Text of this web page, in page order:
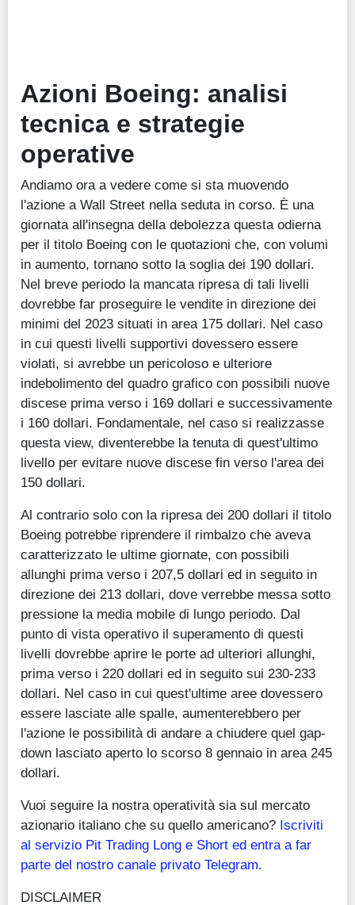
Azioni Boeing: analisi
tecnica e strategie
operative
Andiamo ora a vedere come si sta muovendo
l'azione a Wall Street nella seduta in corso. È una
giornata all'insegna della debolezza questa odierna
per il titolo Boeing con le quotazioni che, con volumi
in aumento, tornano sotto la soglia dei 190 dollari.
Nel breve periodo la mancata ripresa di tali livelli
dovrebbe far proseguire le vendite in direzione dei
minimi del 2023 situati in area 175 dollari. Nel caso
in cui questi livelli supportivi dovessero essere
violati, si avrebbe un pericoloso e ulteriore
indebolimento del quadro grafico con possibili nuove
discese prima verso i 169 dollari e successivamente
i 160 dollari. Fondamentale, nel caso si realizzasse
questa view, diventerebbe la tenuta di quest'ultimo
livello per evitare nuove discese fin verso l'area dei
150 dollari.
Al contrario solo con la ripresa dei 200 dollari il titolo
Boeing potrebbe riprendere il rimbalzo che aveva
caratterizzato le ultime giornate, con possibili
allunghi prima verso i 207,5 dollari ed in seguito in
direzione dei 213 dollari, dove verrebbe messa sotto
pressione la media mobile di lungo periodo. Dal
punto di vista operativo il superamento di questi
livelli dovrebbe aprire le porte ad ulteriori allunghi,
prima verso i 220 dollari ed in seguito sui 230-233
dollari. Nel caso in cui quest'ultime aree dovessero
essere lasciate alle spalle, aumenterebbero per
l'azione le possibilità di andare a chiudere quel gap-
down lasciato aperto lo scorso 8 gennaio in area 245
dollari.
Vuoi seguire la nostra operatività sia sul mercato
azionario italiano che su quello americano? Iscriviti
al servizio Pit Trading Long e Short ed entra a far
parte del nostro canale privato Telegram.
DISCLAIMER